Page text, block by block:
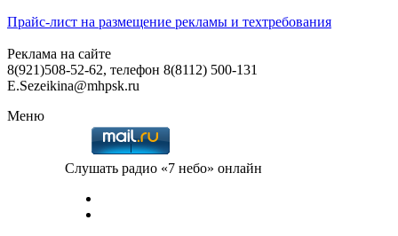
Прайс-лист на размещение рекламы и техтребования
Реклама на сайте
8(921)508-52-62, телефон 8(8112) 500-131
E.Sezeikina@mhpsk.ru
Меню
Слушать радио «7 небо» онлайн